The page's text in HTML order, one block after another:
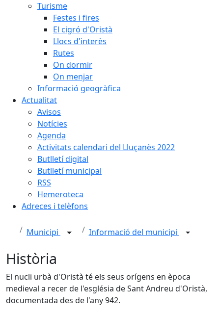
Turisme
Festes i fires
El cigró d'Oristà
Llocs d'interès
Rutes
On dormir
On menjar
Informació geogràfica
Actualitat
Avisos
Notícies
Agenda
Activitats calendari del Lluçanès 2022
Butlletí digital
Butlletí municipal
RSS
Hemeroteca
Adreces i telèfons
Municipi Informació del municipi
Història
El nucli urbà d'Oristà té els seus orígens en època
medieval a recer de l'església de Sant Andreu d'Oristà,
documentada des de l'any 942.